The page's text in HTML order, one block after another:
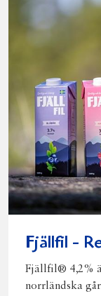
Fjällfil -
Fjällfil® 4,2%
norrländska